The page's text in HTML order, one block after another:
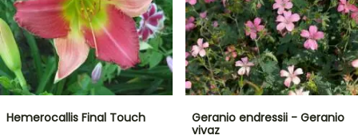
Hemerocallis Final Touch
Geranio endressii - Geranio
vivaz